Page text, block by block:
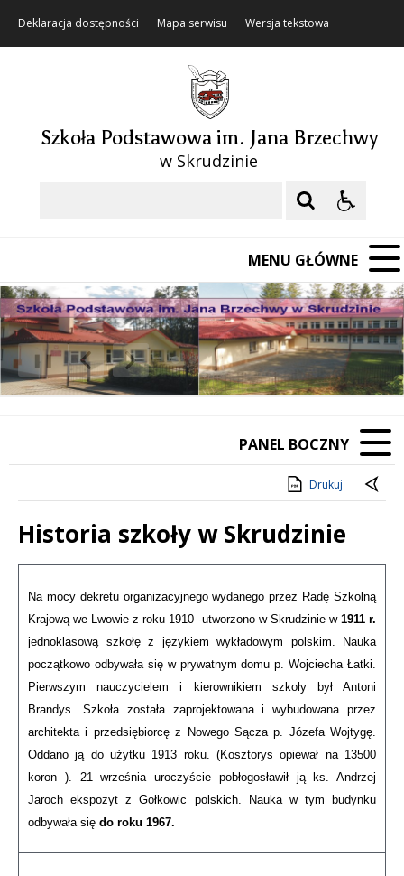
Deklaracja dostępności Mapa serwisu Wersja tekstowa
Szkoła Podstawowa im. Jana Brzechwy
w Skrudzinie
MENU GŁÓWNE
Poprzedni Element
Następny Element
❚❚
PANEL BOCZNY
Drukuj
Historia szkoły w Skrudzinie
Na mocy dekretu organizacyjnego wydanego przez Radę Szkolną
Krajową we Lwowie z roku 1910 -utworzono w Skrudzinie w 1911 r.
jednoklasową szkołę z językiem wykładowym polskim. Nauka
początkowo odbywała się w prywatnym domu p. Wojciecha Łatki.
Pierwszym nauczycielem i kierownikiem szkoły był Antoni
Brandys. Szkoła została zaprojektowana i wybudowana przez
architekta i przedsiębiorcę z Nowego Sącza p. Józefa Wojtygę.
Oddano ją do użytku 1913 roku. (Kosztorys opiewał na 13500
koron ). 21 września uroczyście pobłogosławił ją ks. Andrzej
Jaroch ekspozyt z Gołkowic polskich. Nauka w tym budynku
odbywała się do roku 1967.